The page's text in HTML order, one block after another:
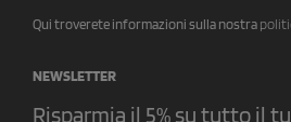
Qui troverete informazioni sulla nostra
NEWSLETTER
Risparmia il 5% su tutto il